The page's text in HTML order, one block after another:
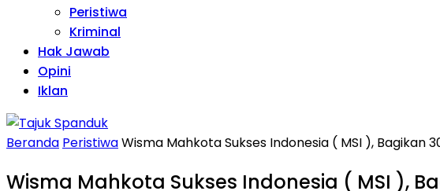
Peristiwa
Kriminal
Hak Jawab
Opini
Iklan
Beranda PeristiwaWisma Mahkota Sukses Indonesia ( MSI ), Bagikan
Wisma Mahkota Sukses Indonesia ( MSI ),